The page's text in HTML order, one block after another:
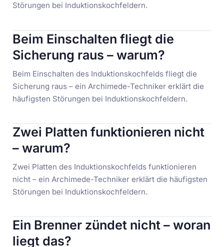
Störungen bei Induktionskochfeldern.
Beim Einschalten fliegt die
Sicherung raus – warum?
Beim Einschalten des Induktionskochfelds fliegt die
Sicherung raus – ein Archimede-Techniker erklärt die
häufigsten Störungen bei Induktionskochfeldern.
Zwei Platten funktionieren nicht
– warum?
Zwei Platten des Induktionskochfelds funktionieren
nicht – ein Archimede-Techniker erklärt die häufigsten
Störungen bei Induktionskochfeldern.
Ein Brenner zündet nicht – woran
liegt das?